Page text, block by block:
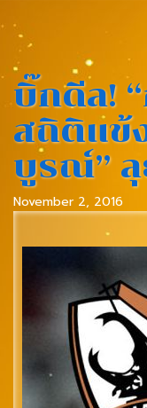
บิ๊กดีล!
สถิติแข้
บูรณ์”
November 2, 2016